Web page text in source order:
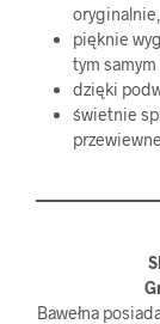
pięknie
tym
dzięki
świetnie
przewiewne.
Bawełna